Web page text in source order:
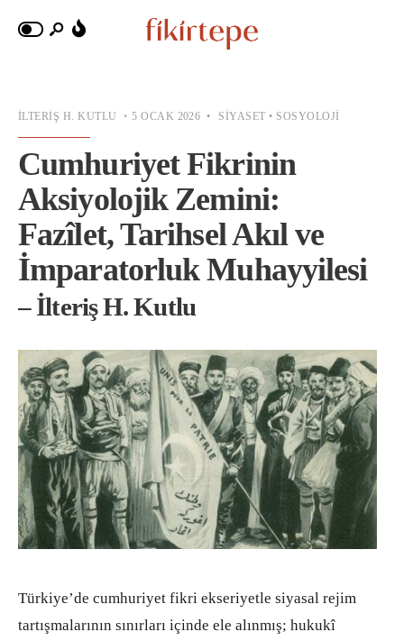
İLTERIŞ H. KUTLU • 5 OCAK 2026 • SIYASET • SOSYOLOJI
Cumhuriyet Fikrinin
Aksiyolojik Zemini:
Fazîlet, Tarihsel Akıl ve
İmparatorluk Muhayyilesi
– İlteriş H. Kutlu
Türkiye’de cumhuriyet fikri ekseriyetle siyasal rejim
tartışmalarının sınırları içinde ele alınmış; hukukî